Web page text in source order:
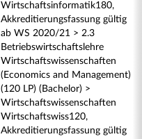
Wirtschaftsinformatik180,
Akkreditierungsfassung gültig
ab WS 2020/21 > 2.3
Betriebswirtschaftslehre
Wirtschaftswissenschaften
(Economics and Management)
(120 LP) (Bachelor) >
Wirtschaftswissenschaften
Wirtschaftswiss120,
Akkreditierungsfassung gültig